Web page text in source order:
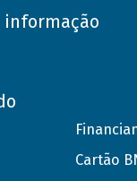
informação
Cartão